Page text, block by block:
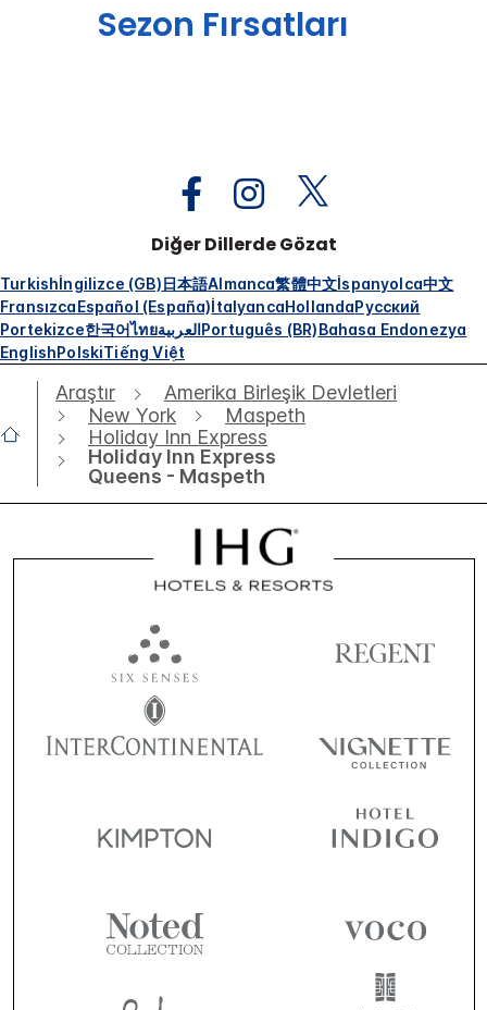
Sezon Fırsatları
Diğer Dillerde Gözat
Turkishİngilizce (GB)日本語Almanca繁體中文İspanyolca中文
FransızcaEspañol (España)İtalyancaHollandaРусский
Portekizce한국어ไทยالعربيةPortuguês (BR)Bahasa Endonezya
EnglishPolskiTiếng Việt
Araştır
Amerika Birleşik Devletleri
New York
Maspeth
Holiday Inn Express
Holiday Inn Express
Queens - Maspeth